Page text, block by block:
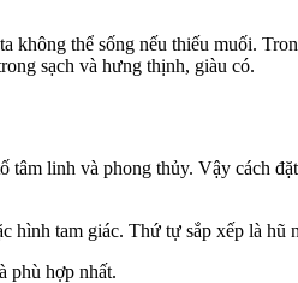
thể sống nếu thiếu muối.
sạch và hưng thịnh, giàu có.
linh và phong thủy. Vậy cách
hình tam giác. Thứ tự sắp xếp là
phù hợp nhất.